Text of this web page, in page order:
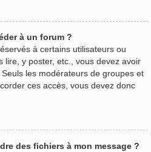
à un forum ?
à certains utilisateurs ou
lire, y poster, etc., vous devez avoir
les modérateurs de groupes et
ces accès, vous devez donc
des fichiers à mon message ?